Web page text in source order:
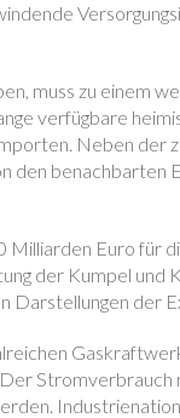
muss zu einem
verfügbare
Neben der
den benachbarten
Milliarden Euro für
der Kumpel und
Darstellungen der